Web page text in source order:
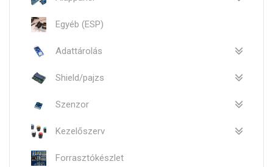
Egyéb (ESP)
Adattárolás
Shield/pajzs
Szenzor
Kezelőszerv
Forrasztókészlet